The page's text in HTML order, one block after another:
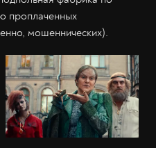
проплаченных
мошеннических).